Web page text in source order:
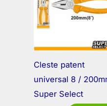
Cleste patent
universal 8 /
Super Select